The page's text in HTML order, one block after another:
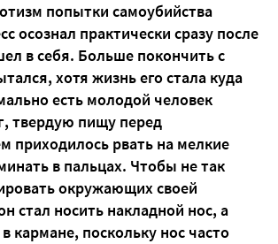
попытки самоубийства
осознал практически сразу после
в себя. Больше покончить с
хотя жизнь его стала куда
есть молодой человек
твердую пищу перед
приходилось рвать на мелкие
в пальцах. Чтобы не так
окружающих своей
стал носить накладной нос, а
кармане, поскольку нос часто